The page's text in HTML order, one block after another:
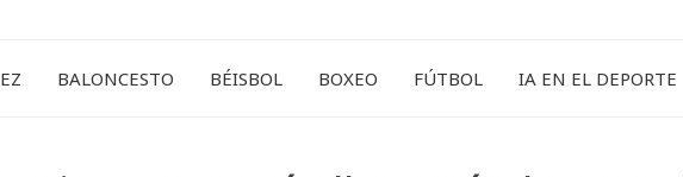
BALONCESTO BÉISBOL BOXEO FÚTBOL IA EN EL DEPORTE